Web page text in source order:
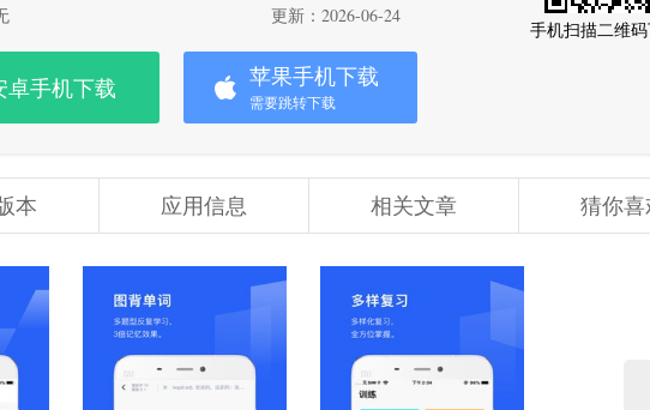
卓手机下载 苹果手机下载
需要跳转下载
更新：2026-06-24
手机扫描二维
本 应用信息 相关文章 猜你